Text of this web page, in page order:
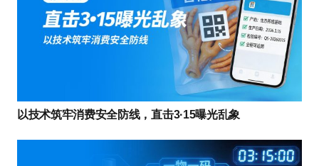
以技术筑牢消费安全防线，直击3·15曝光乱象